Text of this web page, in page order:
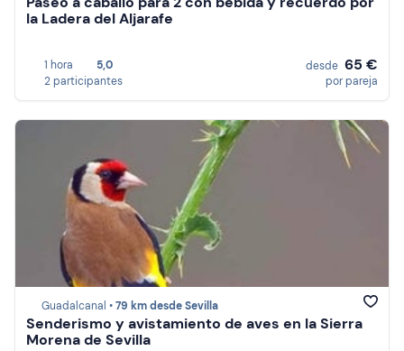
la Ladera del Aljarafe
1 hora
5,0
2 participantes
desde 65 €
por pareja
Guadalcanal •79 km desde Sevilla
Senderismo y avistamiento de aves en la Sierra
Morena de Sevilla